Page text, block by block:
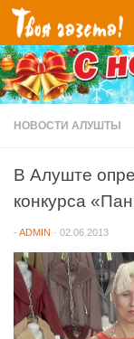
Перейти к
НОВОСТИ АЛУШТЫ
В Алуште
конкурса
- ADMIN · 02.06.2013